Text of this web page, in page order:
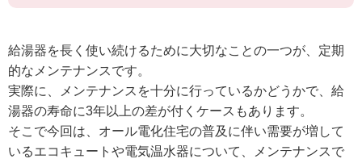
給湯器を長く使い続けるために大切なことの一つが、定期
的なメンテナンスです。
実際に、メンテナンスを十分に行っているかどうかで、給
湯器の寿命に3年以上の差が付くケースもあります。
そこで今回は、オール電化住宅の普及に伴い需要が増して
いるエコキュートや電気温水器について、メンテナンスで